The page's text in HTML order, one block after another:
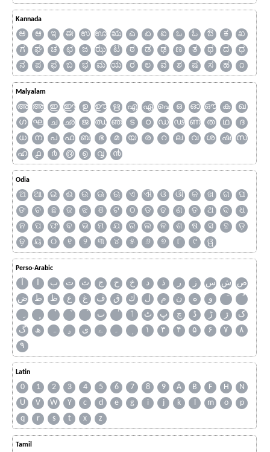
Kannada
ಅ ಆ ಇ ಈ ಉ ಊ ಋ ಎ ಏ ಐ ಒ ಓ ಔ ಕ
ಖ
ಗ
ಘ ಚ ಛ ಜ ಝ ಟ ಠ ಡ ಢ ಣ ತ ಥ ದ
ಧ
ನ
ಪ ಫ ಬ ಭ ಮ ಯ ರ ಲ ವ ಶ ಷ ಸ ಹ ೧
Malyalam
അ ആ ഇ ഈ ഉ ഊ ഋ എ ഏ ഐ ഒ ഓ ഔ ക
ഖ
ഗ
ഘ ച ഛ ജ ഝ ഞ ട ഠ ഡ ഢ ണ ത ഥ
ദ
ധ
ന പ ഫ ബ ഭ മ യ ര റ ല വ ശ ഷ
സ
ഹ
൧ ൪ ൫ ൭ ൮ ൯
Odia
ଅ ଆ ଇ ଈ ଉ ଊ ଋ ଏ ଐ ଓ ଔ କ ଖ ଗ
ଘ
ଙ
ଚ ଛ ଜ ଝ ଞ ଟ ଠ ଡ ଢ ଣ ତ ଥ ଦ
ଧ
ନ
ପ ଫ ବ ଭ ମ ଯ ର ଲ ଳ ଶ ଷ ସ ହ
ଡ଼
ଢ଼
ୟ ୦ ୧ ୨ ୩ ୪ ୫ ୬ ୭ ୮ ୯ ୱ
Perso-Arabic
آ ا ب ت ث ج ح خ د ذ ر ز س ش ص
ض
ط ظ ع غ ف ق ك ل م ن ه
و
ٮ
ٲ ٹ پ چ ڈ ڑ ژ
ک
گ
ھ ہ ۄ ی ے ۔ ۱ ۳ ۴ ۵ ۶ ۷
۸
۹
Latin
0 1 2 3 4 5 6 7 8 9 A B F H
N
U
V W Y c d e g i j k l m o
p
q
r s t x z
Tamil